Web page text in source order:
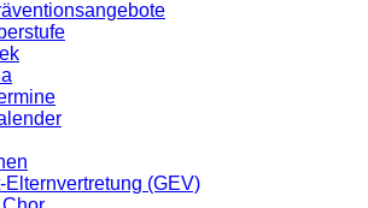
Elternvertretung (GEV)